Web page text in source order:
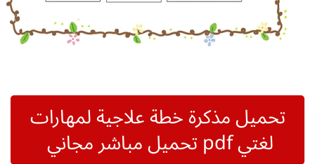
تحميل مذكرة خطة علاجية لمهارات
لغتي pdf تحميل مباشر مجاني